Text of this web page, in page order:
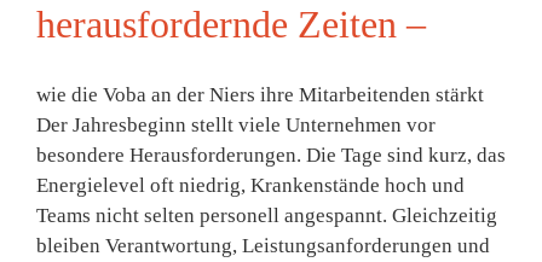
herausfordernde Zeiten –
wie die Voba an der Niers ihre Mitarbeitenden stärkt
Der Jahresbeginn stellt viele Unternehmen vor
besondere Herausforderungen. Die Tage sind kurz, das
Energielevel oft niedrig, Krankenstände hoch und
Teams nicht selten personell angespannt. Gleichzeitig
bleiben Verantwortung, Leistungsanforderungen und